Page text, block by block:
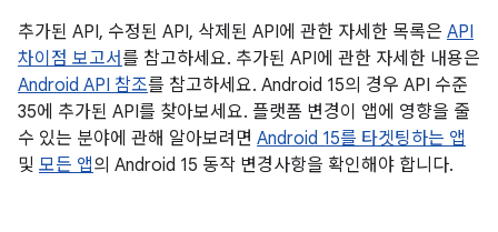
추가된 API, 수정된 API, 삭제된 API에 관한 자세한 목록은 API
차이점 보고서를 참고하세요. 추가된 API에 관한 자세한 내용은
Android API 참조를 참고하세요. Android 15의 경우 API 수준
35에 추가된 API를 찾아보세요. 플랫폼 변경이 앱에 영향을 줄
수 있는 분야에 관해 알아보려면 Android 15를 타겟팅하는 앱
및 모든 앱의 Android 15 동작 변경사항을 확인해야 합니다.